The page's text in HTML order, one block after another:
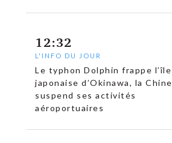
12:32
L'INFO DU JOUR
Le typhon Dolphin frappe l’île
japonaise d’Okinawa, la Chine
suspend ses activités
aéroportuaires